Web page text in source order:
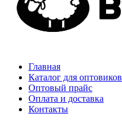
Главная
Каталог для оптовиков
Оптовый прайс
Оплата и доставка
Контакты